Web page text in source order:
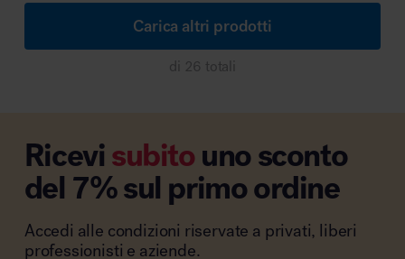
Carica altri prodotti
di 26 totali
Ricevisubitouno sconto
del 7% sul primo ordine
Accedi alle condizioni riservate a privati, liberi
professionisti e aziende.